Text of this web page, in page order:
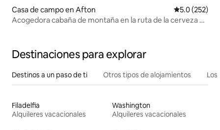
Casa de campo en Afton Calificación
5.0 (252)
Acogedora cabaña de montaña en la ruta de la cerveza y
Destinaciones para explorar
Destinos a un paso de ti Otros tipos de alojamientos
Filadelfia
Alquileres vacacionales
Washington
Alquileres vacacionales